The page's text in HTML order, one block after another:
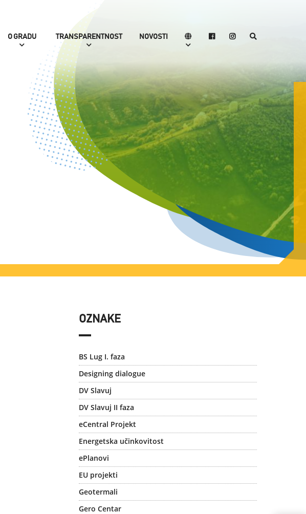
O GRADU TRANSPARENTNOST NOVOSTI
OZNAKE
BS Lug I. faza
Designing dialogue
DV Slavuj
DV Slavuj II faza
eCentral Projekt
Energetska učinkovitost
ePlanovi
EU projekti
Geotermali
Gero Centar